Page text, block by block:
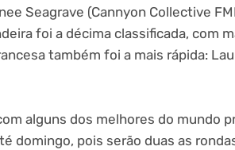
Seagrave (Cannyon Collective
foi a décima classificada, com
também foi a mais rápida:
alguns dos melhores do mundo
domingo, pois serão duas as